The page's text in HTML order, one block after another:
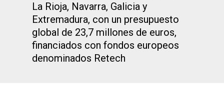
La Rioja, Navarra, Galicia y
Extremadura, con un presupuesto
global de 23,7 millones de euros,
financiados con fondos europeos
denominados Retech